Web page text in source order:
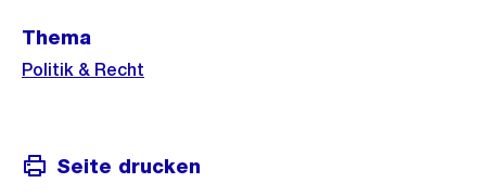
Informationen
Thema
Politik & Recht
Seite drucken